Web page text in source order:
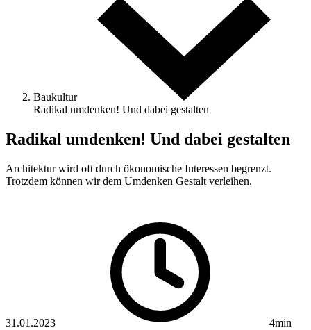
Baukultur
Radikal umdenken! Und dabei gestalten
Radikal umdenken! Und dabei gestalten
Architektur wird oft durch ökonomische ­Interessen begrenzt.
Trotzdem können wir dem Umdenken Gestalt verleihen.
31.01.2023 4min